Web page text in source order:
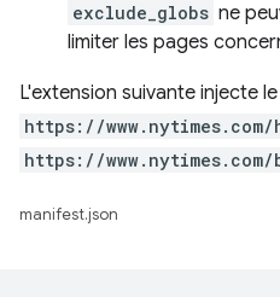
exclude_globs ne
limiter les pages
L'extension suivante injecte
https://
https://www.nytimes.com/
manifest.json